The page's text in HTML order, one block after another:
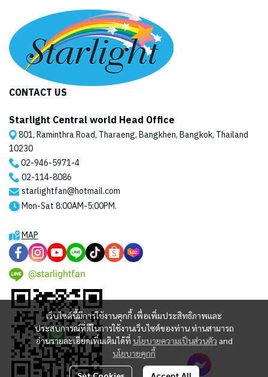
เว็บไซต์นี้มีการใช้งานคุกกี้ เพื่อเพิ่มประสิทธิภาพและ
ประสบการณ์ที่ดีในการใช้งานเว็บไซต์ของท่าน ท่านสามารถ
อ่านรายละเอียดเพิ่มเติมได้ที่ นโยบายความเป็นส่วนตัว and
นโยบายคุกกี้
CONTACT US
Starlight Central world Head Office
801, Raminthra Road, Tharaeng, Bangkhen, Bangkok, Thailand
10230
02-946-5971-4
02-114-8086
starlightfan@hotmail.com
Mon-Sat 8:00AM-5:00PM.
MAP
@starlightfan